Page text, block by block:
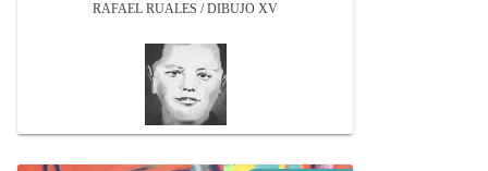
RAFAEL RUALES / DIBUJO XV